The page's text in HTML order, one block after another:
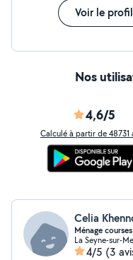
Voir le profil
Nos
4,6/5
Calculé à partir de 48731
Celia
Ménage
La Seyne-sur-
4/5 (3